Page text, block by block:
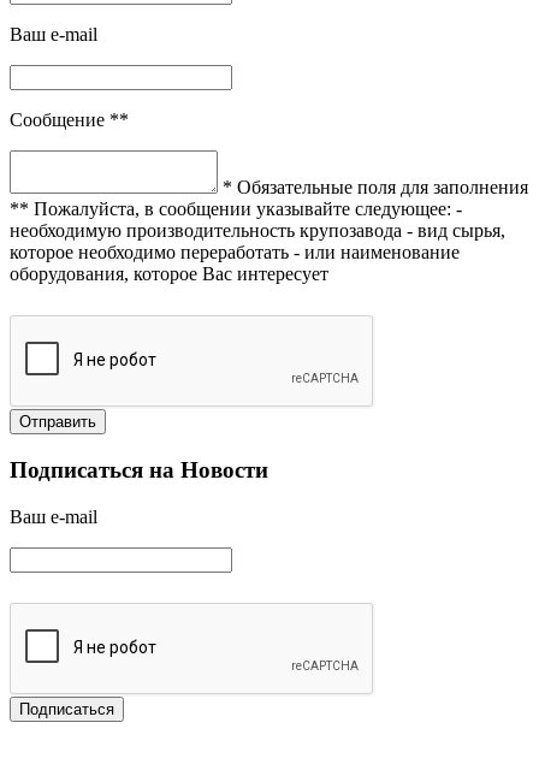
Ваш e-mail
Сообщение **
* Обязательные поля для заполнения
** Пожалуйста, в сообщении указывайте следующее: -
необходимую производительность крупозавода - вид сырья,
которое необходимо переработать - или наименование
оборудования, которое Вас интересует
Подписаться на Новости
Ваш e-mail